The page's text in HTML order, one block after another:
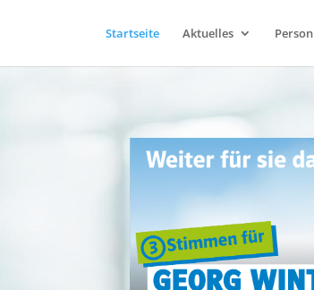
Startseite Aktuelles Person